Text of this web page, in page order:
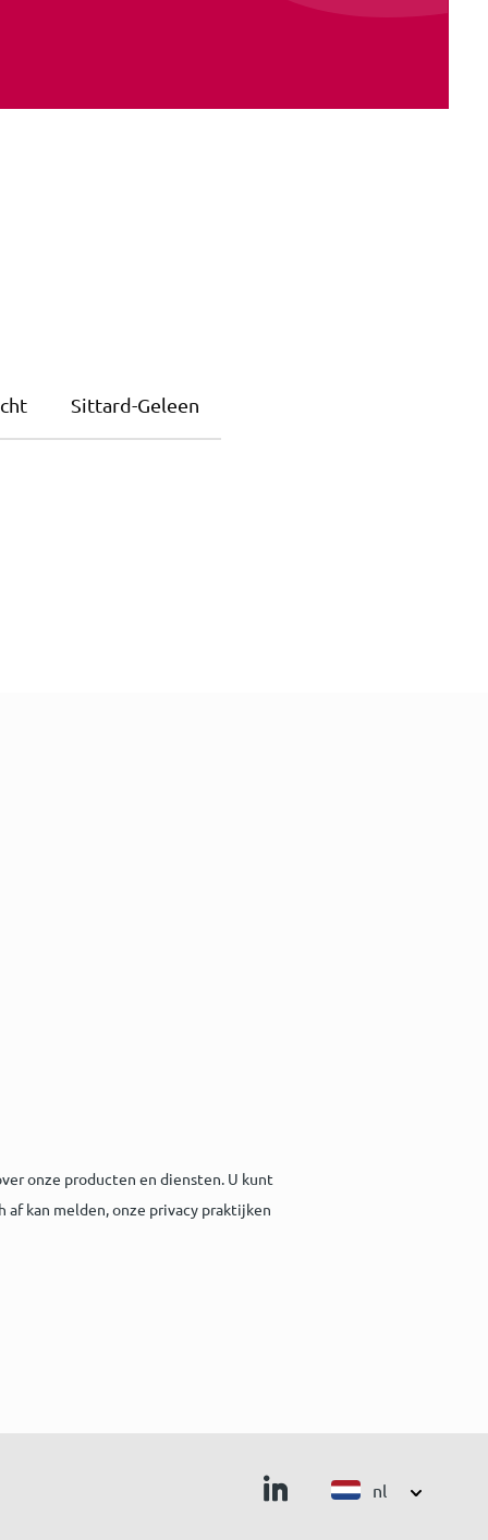
Sittard-Geleen
onze producten en diensten. U kunt
kan melden, onze privacy praktijken
nl